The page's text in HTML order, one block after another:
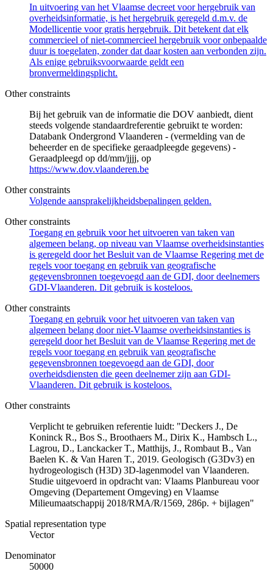
In uitvoering van het Vlaamse decreet voor hergebruik van
overheidsinformatie, is het hergebruik geregeld d.m.v. de
Modellicentie voor gratis hergebruik. Dit betekent dat elk
commercieel of niet-commercieel hergebruik voor onbepaalde
duur is toegelaten, zonder dat daar kosten aan verbonden zijn.
Als enige gebruiksvoorwaarde geldt een
bronvermeldingsplicht.
Other constraints
Bij het gebruik van de informatie die DOV aanbiedt, dient
steeds volgende standaardreferentie gebruikt te worden:
Databank Ondergrond Vlaanderen - (vermelding van de
beheerder en de specifieke geraadpleegde gegevens) -
Geraadpleegd op dd/mm/jjjj, op
https://www.dov.vlaanderen.be
Other constraints
Volgende aansprakelijkheidsbepalingen gelden.
Other constraints
Toegang en gebruik voor het uitvoeren van taken van
algemeen belang, op niveau van Vlaamse overheidsinstanties
is geregeld door het Besluit van de Vlaamse Regering met de
regels voor toegang en gebruik van geografische
gegevensbronnen toegevoegd aan de GDI, door deelnemers
GDI-Vlaanderen. Dit gebruik is kosteloos.
Other constraints
Toegang en gebruik voor het uitvoeren van taken van
algemeen belang door niet-Vlaamse overheidsinstanties is
geregeld door het Besluit van de Vlaamse Regering met de
regels voor toegang en gebruik van geografische
gegevensbronnen toegevoegd aan de GDI, door
overheidsdiensten die geen deelnemer zijn aan GDI-
Vlaanderen. Dit gebruik is kosteloos.
Other constraints
Verplicht te gebruiken referentie luidt: "Deckers J., De
Koninck R., Bos S., Broothaers M., Dirix K., Hambsch L.,
Lagrou, D., Lanckacker T., Matthijs, J., Rombaut B., Van
Baelen K. & Van Haren T., 2019. Geologisch (G3Dv3) en
hydrogeologisch (H3D) 3D-lagenmodel van Vlaanderen.
Studie uitgevoerd in opdracht van: Vlaams Planbureau voor
Omgeving (Departement Omgeving) en Vlaamse
Milieumaatschappij 2018/RMA/R/1569, 286p. + bijlagen"
Spatial representation type
Vector
Denominator
50000